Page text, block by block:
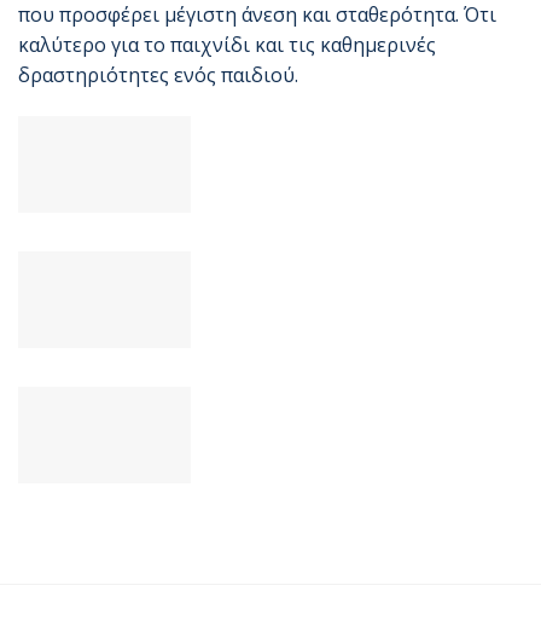
που προσφέρει μέγιστη άνεση και σταθερότητα. Ότι
καλύτερο για το παιχνίδι και τις καθημερινές
δραστηριότητες ενός παιδιού.